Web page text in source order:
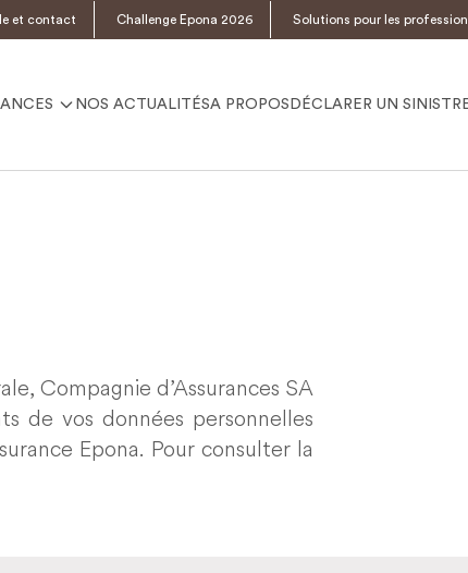
et contact Challenge Epona 2026 Solutions pour les
NOS ACTUALITÉSA PROPOS DÉCLARER UN
Compagnie d’Assurances SA
de vos données personnelles
Epona. Pour consulter la